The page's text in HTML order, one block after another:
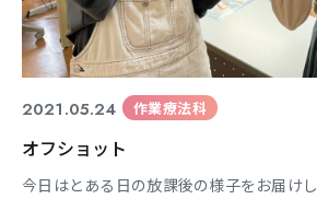
2021.05.24 作業療法科
オフショット
今日はとある日の放課後の様子をお届け